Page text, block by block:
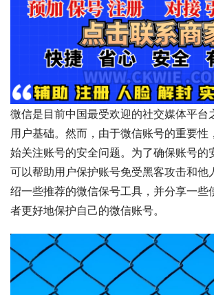
微信是目前中国最受欢迎的社交媒体平台
用户基础。然而，由于微信账号的重要性
始关注账号的安全问题。为了确保账号的
可以帮助用户保护账号免受黑客攻击和他
绍一些推荐的微信保号工具，并分享一些
者更好地保护自己的微信账号。